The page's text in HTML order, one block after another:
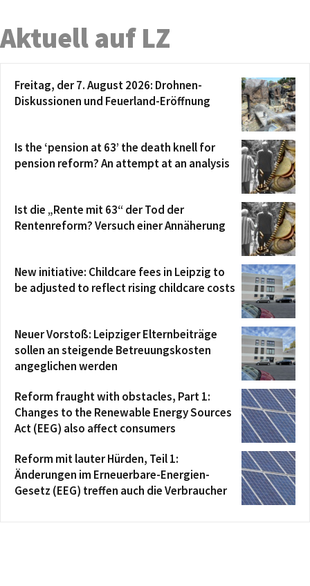
Aktuell auf LZ
Freitag, der 7. August 2026: Drohnen-
Diskussionen und Feuerland-Eröffnung
Is the ‘pension at 63’ the death knell for
pension reform? An attempt at an analysis
Ist die „Rente mit 63“ der Tod der
Rentenreform? Versuch einer Annäherung
New initiative: Childcare fees in Leipzig to
be adjusted to reflect rising childcare costs
Neuer Vorstoß: Leipziger Elternbeiträge
sollen an steigende Betreuungskosten
angeglichen werden
Reform fraught with obstacles, Part 1:
Changes to the Renewable Energy Sources
Act (EEG) also affect consumers
Reform mit lauter Hürden, Teil 1:
Änderungen im Erneuerbare-Energien-
Gesetz (EEG) treffen auch die Verbraucher